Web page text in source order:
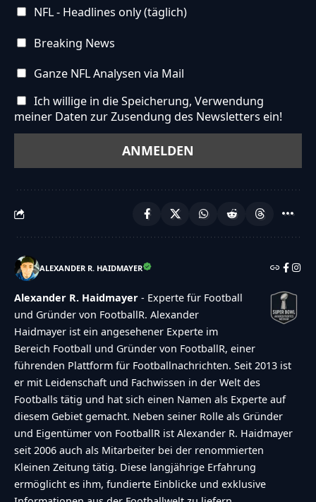
NFL - Headlines only (täglich)
Breaking News
Ganze NFL Analysen via Mail
Ich willige in die Speicherung, Verwendung
meiner Daten zur Zusendung des Newsletters ein!
ALEXANDER R. HAIDMAYER
Alexander R. Haidmayer - Experte für Football
und Gründer von FootballR. Alexander
Haidmayer ist ein angesehener Experte im
Bereich Football und Gründer von FootballR, einer
führenden Plattform für Footballnachrichten. Seit 2013 ist
er mit Leidenschaft und Fachwissen in der Welt des
Footballs tätig und hat sich einen Namen als Experte auf
diesem Gebiet gemacht. Neben seiner Rolle als Gründer
und Eigentümer von FootballR ist Alexander R. Haidmayer
seit 2006 auch als Mitarbeiter bei der renommierten
Kleinen Zeitung tätig. Diese langjährige Erfahrung
ermöglicht es ihm, fundierte Einblicke und exklusive